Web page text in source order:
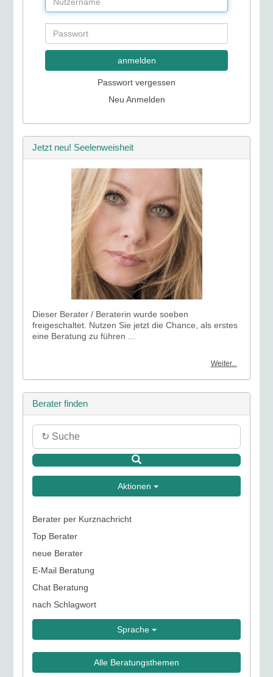
anmelden
Passwort vergessen
Neu Anmelden
Jetzt neu! Seelenweisheit
Dieser Berater / Beraterin wurde soeben
freigeschaltet. Nutzen Sie jetzt die Chance, als erstes
eine Beratung zu führen ...
Weiter...
Berater finden
Aktionen
Berater per Kurznachricht
Top Berater
neue Berater
E-Mail Beratung
Chat Beratung
nach Schlagwort
Sprache
Alle Beratungsthemen